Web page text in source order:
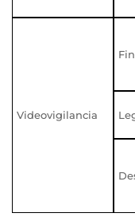
Videovigilancia